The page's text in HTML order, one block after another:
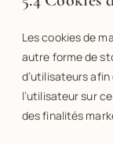
Les cookies de
autre forme de
d’utilisateurs
l’utilisateur sur
des finalités